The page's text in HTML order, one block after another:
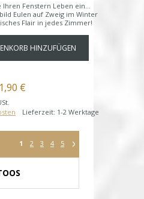
Ihren Fenstern Leben ein...
Eulen auf Zweig im Winter
Flair in jedes Zimmer!
HINZUFÜGEN
€
Lieferzeit: 1-2 Werktage
1 2 3 4 5